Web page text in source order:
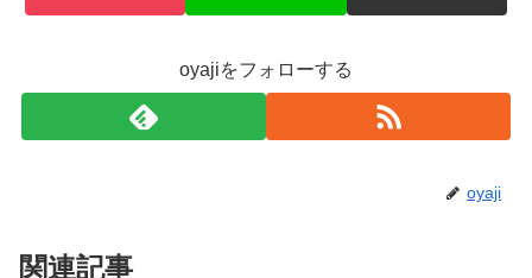
oyajiをフォローする
oyaji
関連記事